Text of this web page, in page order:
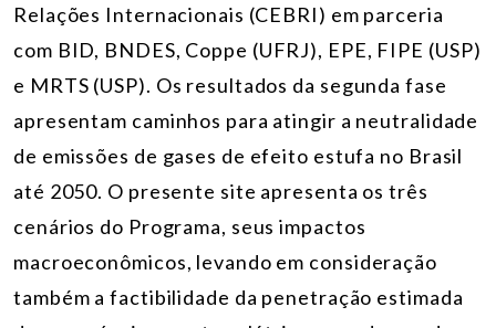
Relações Internacionais (CEBRI) em parceria
com BID, BNDES, Coppe (UFRJ), EPE, FIPE (USP)
e MRTS (USP). Os resultados da segunda fase
apresentam caminhos para atingir a neutralidade
de emissões de gases de efeito estufa no Brasil
até 2050. O presente site apresenta os três
cenários do Programa, seus impactos
macroeconômicos, levando em consideração
também a factibilidade da penetração estimada